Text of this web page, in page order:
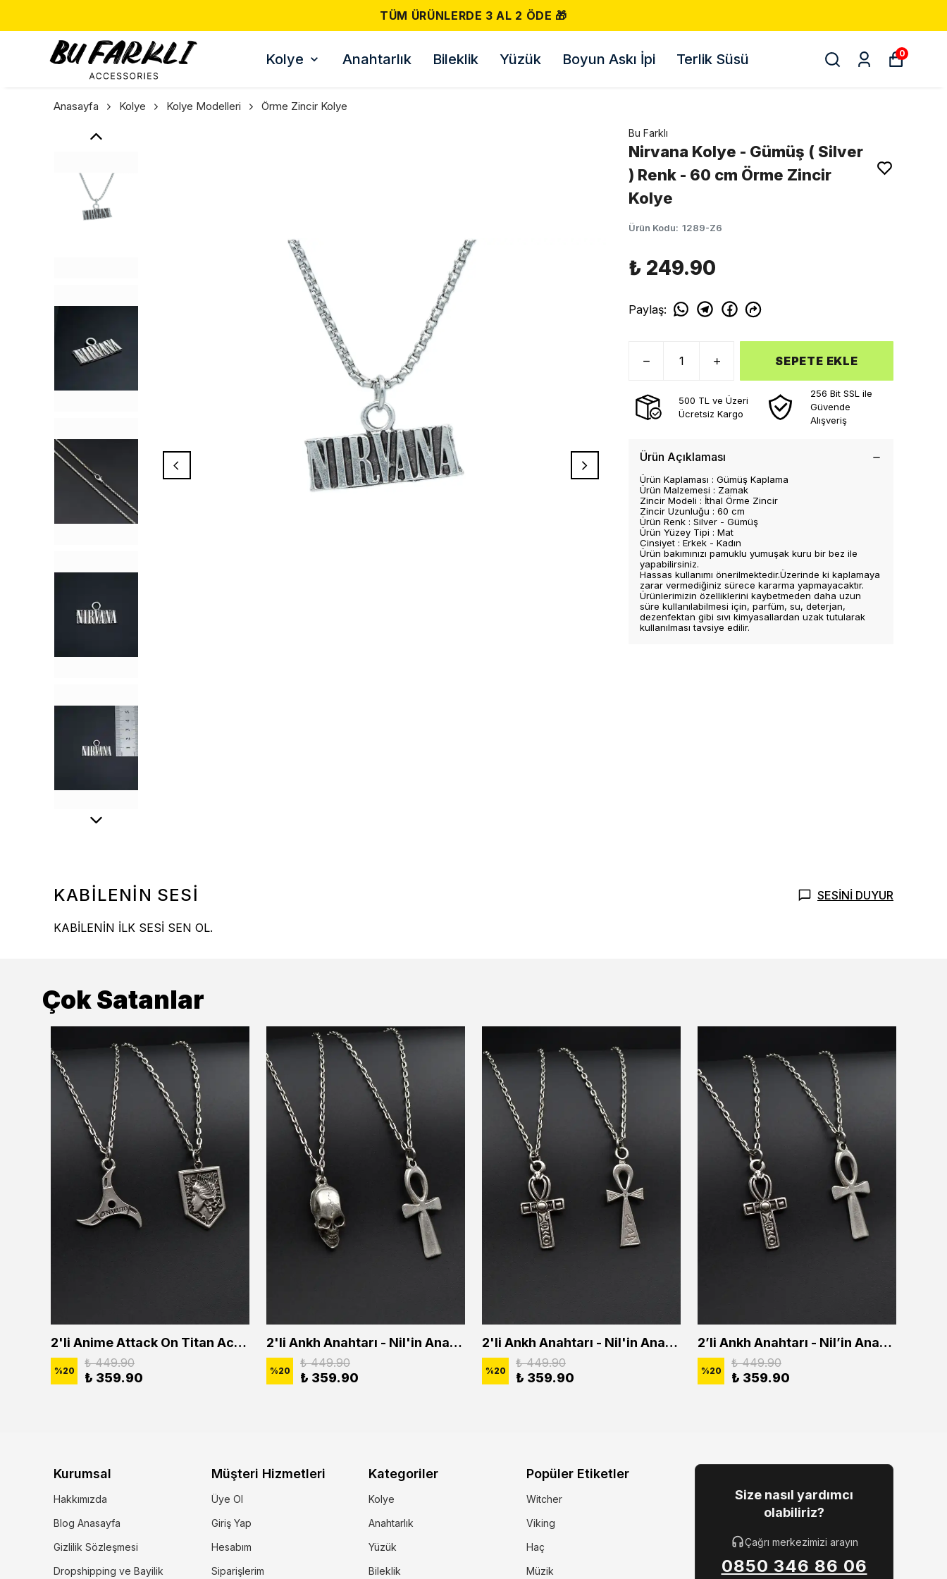
500 TL VE ÜZERI ÜCRETSIZ KARGO! 📦
Kolye Anahtarlık Bileklik Yüzük Boyun Askı İpi Terlik Süsü 0
Anasayfa Kolye Kolye Modelleri Örme Zincir Kolye
Bu Farklı
Nirvana Kolye - Gümüş ( Silver
) Renk - 60 cm Örme Zincir
Kolye
Ürün Kodu: 1289-Z6
₺ 249.90
Paylaş:
SEPETE EKLE
500 TL ve Üzeri
Ücretsiz Kargo
256 Bit SSL ile
Güvende
Alışveriş
Ürün Açıklaması
Ürün Kaplaması : Gümüş Kaplama
Ürün Malzemesi : Zamak
Zincir Modeli : İthal Örme Zincir
Zincir Uzunluğu : 60 cm
Ürün Renk : Silver - Gümüş
Ürün Yüzey Tipi : Mat
Cinsiyet : Erkek - Kadın
Ürün bakımınızı pamuklu yumuşak kuru bir bez ile
yapabilirsiniz.
Hassas kullanımı önerilmektedir.Üzerinde ki kaplamaya
zarar vermediğiniz sürece kararma yapmayacaktır.
Ürünlerimizin özelliklerini kaybetmeden daha uzun
süre kullanılabilmesi için, parfüm, su, deterjan,
dezenfektan gibi sıvı kimyasallardan uzak tutularak
kullanılması tavsiye edilir.
KABİLENİN SESİ SESİNİ DUYUR
KABİLENİN İLK SESİ SEN OL.
Çok Satanlar
2'li Anime Attack On Titan Acrylic Maria Anime Naruto Erkek Kadın Kolye Seti
%20
₺ 449.90
₺ 359.90
2'li Ankh Anahtarı - Nil'in Anahtarı - Kuru Kafa Erkek Kadın Kolye Seti
%20
₺ 449.90
₺ 359.90
2'li Ankh Anahtarı - Nil'in Anahtarı Erkek Kadın Kolye Seti
%20
₺ 449.90
₺ 359.90
2’li Ankh Anahtarı - Nil’in Anahtarı Erkek Kadın Kolye Seti
%20
₺ 449.90
₺ 359.90
Kurumsal
Hakkımızda
Blog Anasayfa
Gizlilik Sözleşmesi
Dropshipping ve Bayilik
Müşteri Hizmetleri
Üye Ol
Giriş Yap
Hesabım
Siparişlerim
Kategoriler
Kolye
Anahtarlık
Yüzük
Bileklik
Popüler Etiketler
Witcher
Viking
Haç
Müzik
Size nasıl yardımcı
olabiliriz?
Çağrı merkezimizi arayın
0850 346 86 06